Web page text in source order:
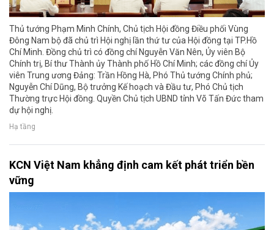
Thủ tướng Phạm Minh Chính, Chủ tịch Hội đồng Điều phối Vùng
Đông Nam bộ đã chủ trì Hội nghị lần thứ tư của Hội đồng tại TP.Hồ
Chí Minh. Đồng chủ trì có đồng chí Nguyễn Văn Nên, Ủy viên Bộ
Chính trị, Bí thư Thành ủy Thành phố Hồ Chí Minh; các đồng chí Ủy
viên Trung ương Đảng: Trần Hồng Hà, Phó Thủ tướng Chính phủ;
Nguyễn Chí Dũng, Bộ trưởng Kế hoạch và Đầu tư, Phó Chủ tịch
Thường trực Hội đồng. Quyền Chủ tịch UBND tỉnh Võ Tấn Đức tham
dự hội nghị.
Hạ tầng
KCN Việt Nam khẳng định cam kết phát triển bền
vững